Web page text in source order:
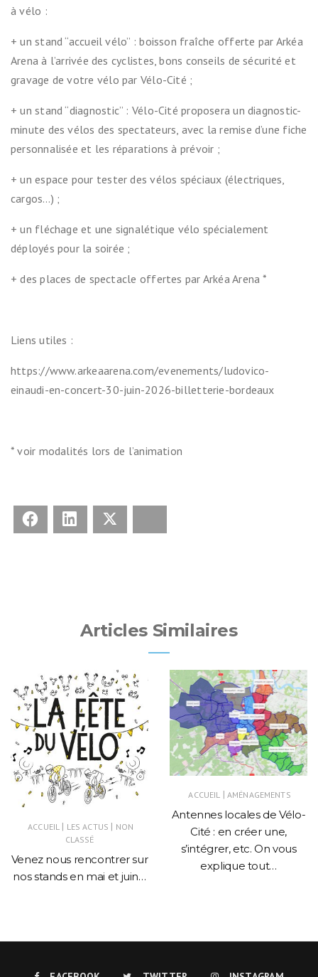
à vélo :
+ un stand “accueil vélo” : boisson fraîche offerte par Arkéa
Arena à l’arrivée des cyclistes, bons conseils de sécurité et
gravage de votre vélo par Vélo-Cité ;
+ un stand “diagnostic” : Vélo-Cité proposera un diagnostic-
minute des vélos des spectateurs, avec la remise d’une fiche
personnalisée et les réparations à prévoir ;
+ un espace pour tester des vélos spéciaux (électriques,
cargos…) ;
+ un fléchage et une signalétique vélo spécialement
déployés pour la soirée ;
+ des places de spectacle offertes par Arkéa Arena *
Liens utiles :
https://www.arkeaarena.com/evenements/ludovico-
einaudi-en-concert-30-juin-2026-billetterie-bordeaux
* voir modalités lors de l’animation
Facebook LinkedIn
Articles Similaires
ACCUEIL | LES ACTUS | NON
CLASSÉ
Venez nous rencontrer sur
nos stands en mai et juin…
ACCUEIL | AMÉNAGEMENTS
Antennes locales de Vélo-
Cité : en créer une,
s’intégrer, etc. On vous
explique tout…